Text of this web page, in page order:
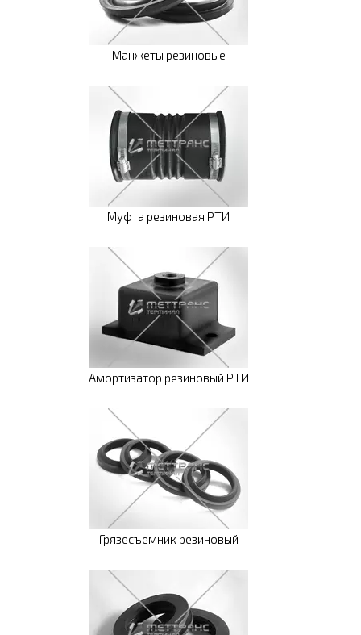
Манжеты резиновые
Муфта резиновая РТИ
Амортизатор резиновый РТИ
Грязесъемник резиновый